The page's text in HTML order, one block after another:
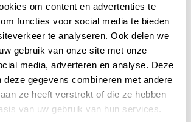
om content en advertenties te
functies voor social media te bieden
te analyseren. Ook delen we
gebruik van onze site met onze
media, adverteren en analyse. Deze
deze gegevens combineren met andere
ze heeft verstrekt of die ze hebben
van uw gebruik van hun services.